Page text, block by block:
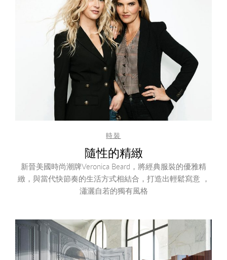
時裝
隨性的精緻
新晉美國時尚潮牌Veronica Beard，將經典服裝的優雅精
緻，與當代快節奏的生活方式相結合，打造出輕鬆寫意 ，
瀟灑自若的獨有風格